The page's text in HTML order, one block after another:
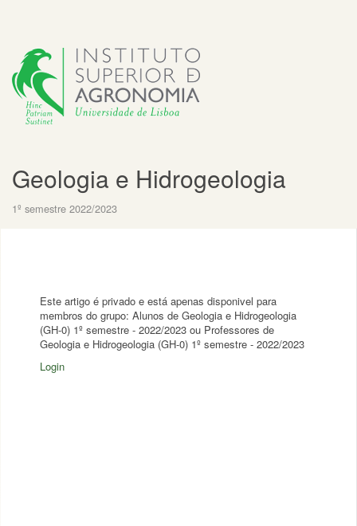
Geologia e Hidrogeologia
1º semestre 2022/2023
Este artigo é privado e está apenas disponivel para
membros do grupo: Alunos de Geologia e Hidrogeologia
(GH-0) 1º semestre - 2022/2023 ou Professores de
Geologia e Hidrogeologia (GH-0) 1º semestre - 2022/2023
Login